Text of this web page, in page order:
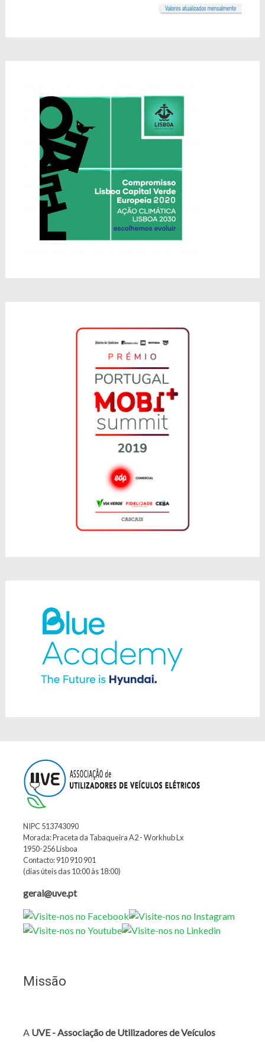
NIPC 513743090
Morada: Praceta da Tabaqueira A2 - Workhub Lx
1950-256 Lisboa
Contacto: 910 910 901
(dias úteis das 10:00 às 18:00)
geral@uve.pt
Missão
A UVE - Associação de Utilizadores de Veículos